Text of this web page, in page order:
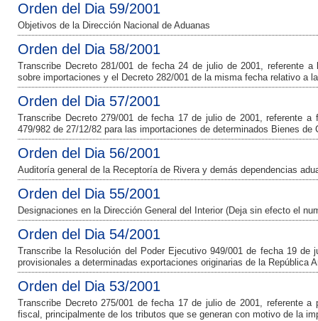
Orden del Dia 59/2001
Objetivos de la Dirección Nacional de Aduanas
Orden del Dia 58/2001
Transcribe Decreto 281/001 de fecha 24 de julio de 2001, referente
sobre importaciones y el Decreto 282/001 de la misma fecha relativo a
Orden del Dia 57/2001
Transcribe Decreto 279/001 de fecha 17 de julio de 2001, referente
479/982 de 27/12/82 para las importaciones de determinados Bienes de
Orden del Dia 56/2001
Auditoría general de la Receptoría de Rivera y demás dependencias
Orden del Dia 55/2001
Designaciones en la Dirección General del Interior (Deja sin efecto el
Orden del Dia 54/2001
Transcribe la Resolución del Poder Ejecutivo 949/001 de fecha 19 de
provisionales a determinadas exportaciones originarias de la República
Orden del Dia 53/2001
Transcribe Decreto 275/001 de fecha 17 de julio de 2001, referente
fiscal, principalmente de los tributos que se generan con motivo de la